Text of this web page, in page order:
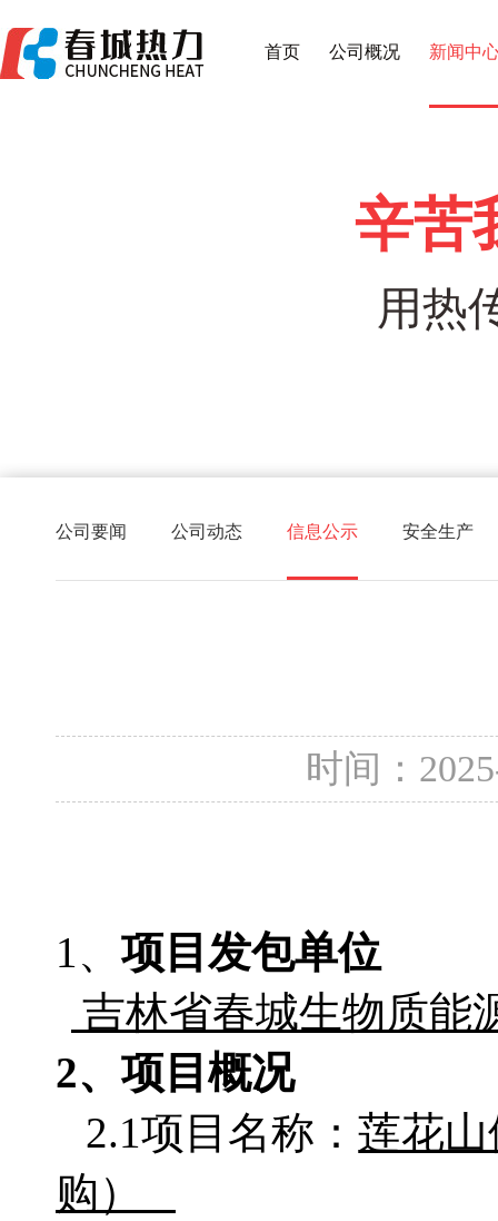
首页 公司概况 新闻中
辛苦
用热
公司要闻 公司动态 信息公示 安全生产
时间：
1、 项目发包单位
吉林省春城生物质能
2、项目概况
2.1项目名称：莲花
购）